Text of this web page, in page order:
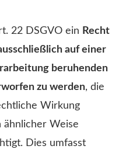
22 DSGVO ein Recht
auf einer
beruhenden
zu werden, die
Wirkung
Weise
Dies umfasst